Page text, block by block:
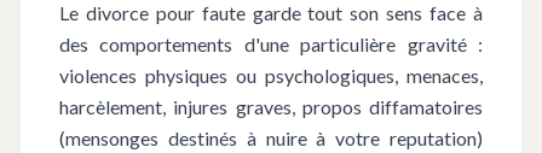
Le divorce pour faute garde tout son sens face à
des comportements d'une particulière gravité :
violences physiques ou psychologiques, menaces,
harcèlement, injures graves, propos diffamatoires
(mensonges destinés à nuire à votre reputation)